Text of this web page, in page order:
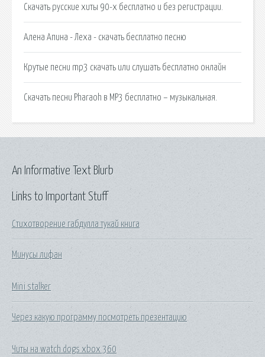
Скачать русские хиты 90-х бесплатно и без регистрации.
Алена Апина - Леха - скачать бесплатно песню
Крутые песни mp3 скачать или слушать бесплатно онлайн
Скачать песни Pharaoh в MP3 бесплатно – музыкальная.
Links to Important Stuff
Стихотворение габдулла тукай книга
Минусы лифан
Mini stalker
Через какую программу посмотреть презентацию
Читы на watch dogs xbox 360
An Informative Text Blurb